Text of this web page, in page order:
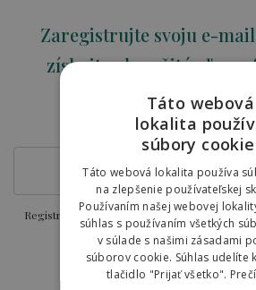
Zaregistrujte svoju e-
získajte okamžitú zľavu
objednávku.
E-MAIL
Registráciou súhlasíte so zasielaním
mailovú adresu.
Táto webová
lokalita
súbory
Táto webová lokalita používa
na zlepšenie používateľskej
Používaním našej webovej
súhlas s používaním všetkých
v súlade s našimi zásadami
súborov cookie. Súhlas udelíte
tlačidlo "Prijať všetko".